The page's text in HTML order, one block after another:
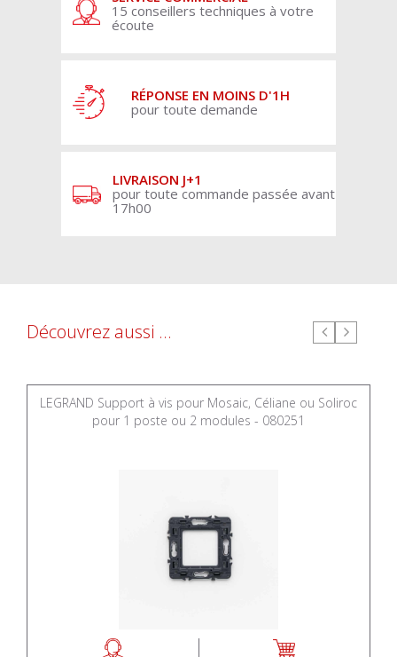
15 conseillers techniques à votre
écoute
RÉPONSE EN MOINS D'1H
pour toute demande
LIVRAISON J+1
pour toute commande passée avant
17h00
Découvrez aussi ...
LEGRAND Support à vis pour Mosaic, Céliane ou Soliroc
pour 1 poste ou 2 modules - 080251